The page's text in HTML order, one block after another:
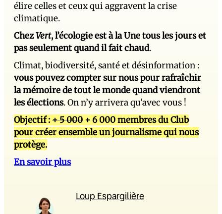
élire celles et ceux qui aggravent la crise
climatique.
ChezVert, l’écologie est à la Une tous les jours et
pas seulement quand il fait chaud.
Climat, biodiversité, santé et désinformation :
vous pouvez compter sur nous pour rafraîchir
la mémoire de tout le monde quand viendront
les élections. On n’y arrivera qu’avec vous !
Objectif :+ 5 000 + 6 000 membres du Club
pour créer ensemble un journalisme qui nous
protège.
En savoir plus
Loup Espargilière